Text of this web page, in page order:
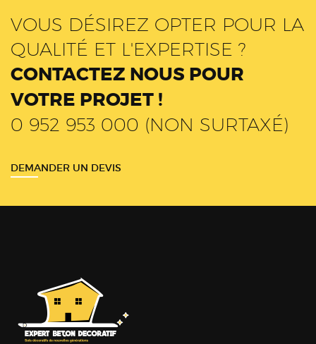
VOUS DÉSIREZ OPTER POUR LA
QUALITÉ ET L'EXPERTISE ?
CONTACTEZ NOUS POUR
VOTRE PROJET !
0 952 953 000 (NON SURTAXÉ)
DEMANDER UN DEVIS